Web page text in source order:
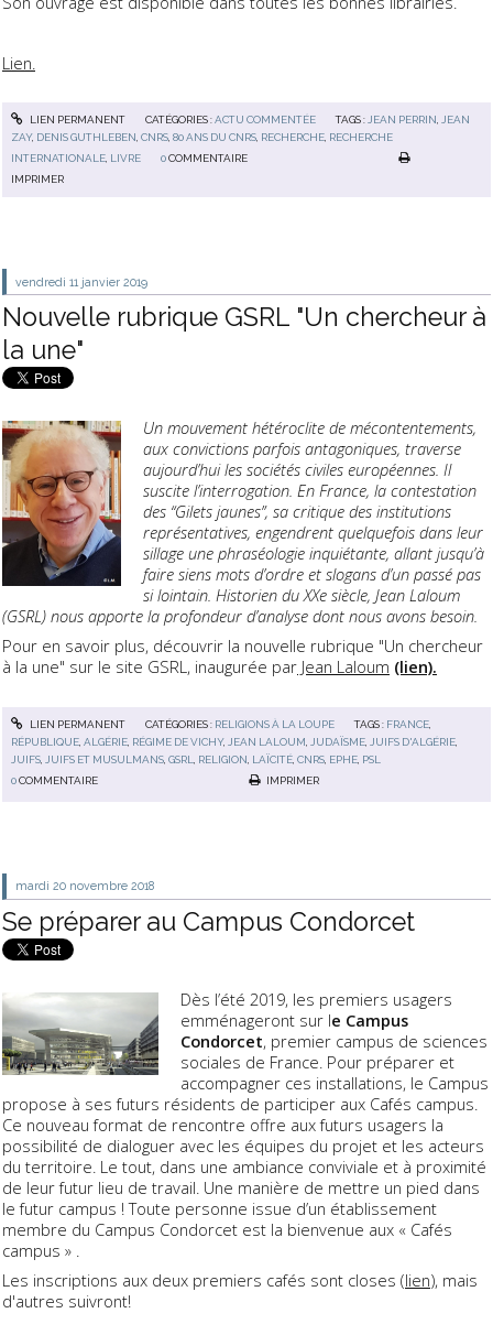
Lien.
LIEN PERMANENT CATÉGORIES :ACTU COMMENTÉE TAGS : JEAN PERRIN
JEAN
ZAY, DENIS GUTHLEBEN ,CNRS ,80 ANS DU CNRS RECHERCHE RECHERCHE
INTERNATIONALE LIVRE 0 COMMENTAIRE
IMPRIMER
vendredi 11 janvier 2019
Nouvelle rubrique GSRL "Un chercheur à
la une"
Un mouvement hétéroclite de mécontentements,
aux convictions parfois antagoniques, traverse
aujourd’hui les sociétés civiles européennes. Il
suscite l’interrogation. En France, la contestation
des “Gilets jaunes”, sa critique des institutions
représentatives, engendrent quelquefois dans leur
sillage une phraséologie inquiétante, allant jusqu’à
faire siens mots d’ordre et slogans d’un passé pas
si lointain. Historien du XXe siècle, Jean Laloum
(GSRL) nous apporte la profondeur d’analyse dont nous avons besoin.
Pour en savoir plus, découvrir la nouvelle rubrique "Un chercheur
à la une" sur le site GSRL, inaugurée par Jean Laloum (lien).
LIEN PERMANENT CATÉGORIES : RELIGIONS À LA LOUPE TAGS : FRANCE
RÉPUBLIQUE ,ALGÉRIE RÉGIME DE VICHY, JEAN LALOUM JUDAÏSME JUIFS D'ALGÉRIE
JUIFS
JUIFS ET MUSULMANS ,GSRL RELIGION LAÏCITÉ ,CNRS EPHE PSL
0COMMENTAIRE IMPRIMER
mardi 20 novembre 2018
Se préparer au Campus Condorcet
Dès l’été 2019, les premiers usagers
emménageront sur le Campus
Condorcet, premier campus de sciences
sociales de France. Pour préparer et
accompagner ces installations, le Campus
propose à ses futurs résidents de participer aux Cafés campus.
Ce nouveau format de rencontre offre aux futurs usagers la
possibilité de dialoguer avec les équipes du projet et les acteurs
du territoire. Le tout, dans une ambiance conviviale et à proximité
de leur futur lieu de travail. Une manière de mettre un pied dans
le futur campus ! Toute personne issue d’un établissement
membre du Campus Condorcet est la bienvenue aux « Cafés
campus » .
Les inscriptions aux deux premiers cafés sont closes (lien), mais
d'autres suivront!